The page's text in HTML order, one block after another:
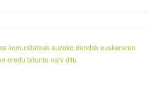
komunitateak auzoko dendak euskararen
eredu bihurtu nahi ditu